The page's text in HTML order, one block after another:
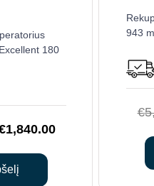
180
1,840.00Current
943
€